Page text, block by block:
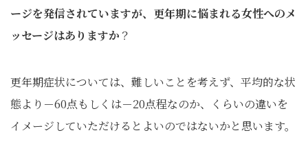
ージを発信されていますが、更年期に悩まれる女性へのメ
ッセージはありますか ？
更年期症状については、難しいことを考えず、平均的な状
態より－60点もしくは－20点程なのか、くらいの違いを
イメージしていただけるとよいのではないかと思います。